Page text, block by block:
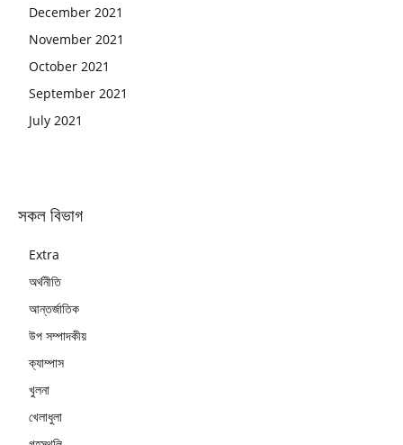
December 2021
November 2021
October 2021
September 2021
July 2021
সকল বিভাগ
Extra
অর্থনীতি
আন্তর্জাতিক
উপ সম্পাদকীয়
ক্যাম্পাস
খুলনা
খেলাধুলা